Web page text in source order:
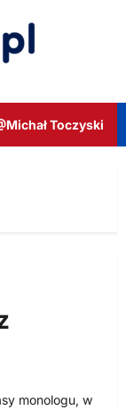
Toczyski
monologu, w